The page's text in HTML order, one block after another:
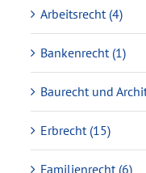
Arbeitsrecht (4)
Bankenrecht (1)
Baurecht und
Erbrecht (15)
Familienrecht (6)